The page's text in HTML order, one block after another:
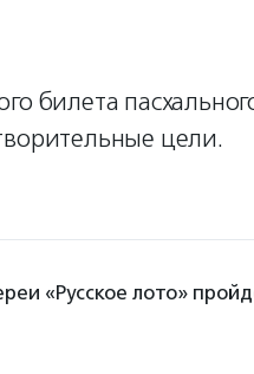
билета
цели.
«Русское лото»